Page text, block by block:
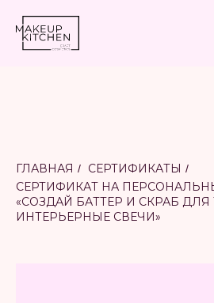
ГЛАВНАЯ / СЕРТИФИКАТЫ /
СЕРТИФИКАТ НА
«СОЗДАЙ БАТТЕР И СКРАБ ДЛЯ
ИНТЕРЬЕРНЫЕ СВЕЧИ»